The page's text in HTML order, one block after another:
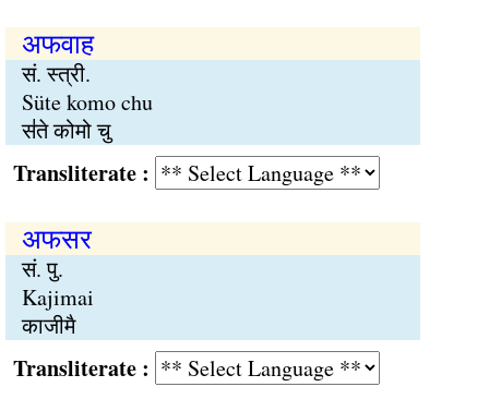
अफवाह
सं. स्त्री.
Süte komo chu
स॑ते कोमो चु
:
अफसर
सं. पु.
Kajimai
काजीमै
: